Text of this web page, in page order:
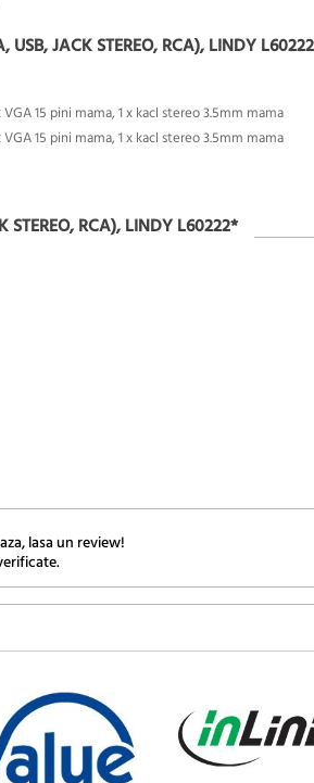
USB, JACK STEREO, RCA), LINDY
15 pini mama, 1 x kacl stereo 3.5mm mama
15 pini mama, 1 x kacl stereo 3.5mm mama
STEREO, RCA), LINDY L60222*
lasa un review!